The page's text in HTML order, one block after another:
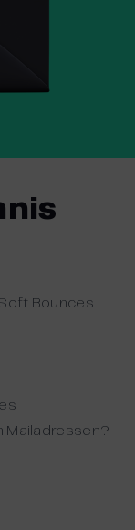
Bounces
Mailadressen?